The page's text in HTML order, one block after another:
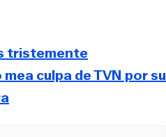
tristemente
culpa de TVN por su